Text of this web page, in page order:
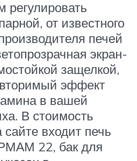
от известного
печей
экран-
защелкой,
эффект
в вашей
В стоимость
входит печь
22, бак для